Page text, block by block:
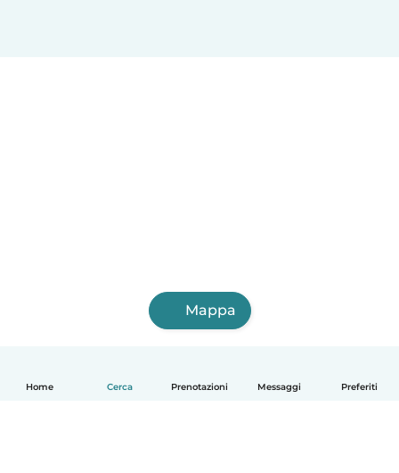
Home Cerca Prenotazioni Messaggi Preferiti
Mappa